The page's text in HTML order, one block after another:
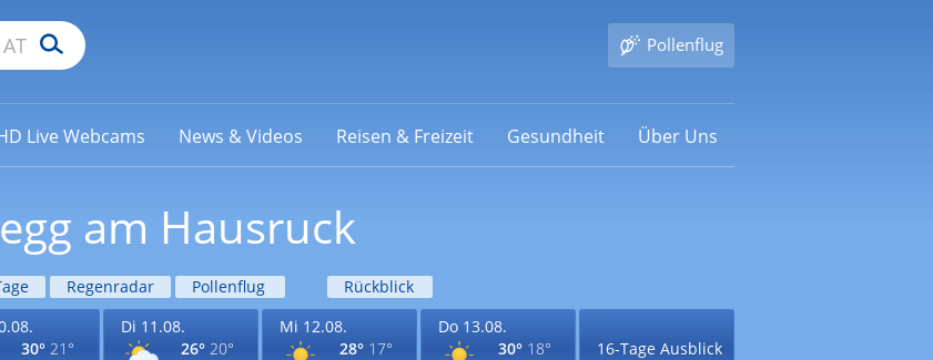
Pollenflug
Live Webcams News & Videos Reisen & Freizeit Gesundheit Über Uns
am Hausruck
Regenradar Pollenflug
Rückblick
30° 21°
Di 11.08.
26° 20°
Mi 12.08.
28° 17°
Do 13.08.
30° 18° 16-Tage Ausblick